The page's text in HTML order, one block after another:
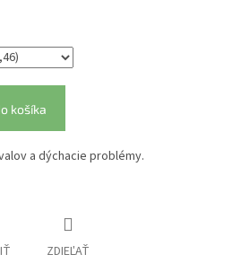
košíka
a dýchacie problémy.
ZDIEĽAŤ